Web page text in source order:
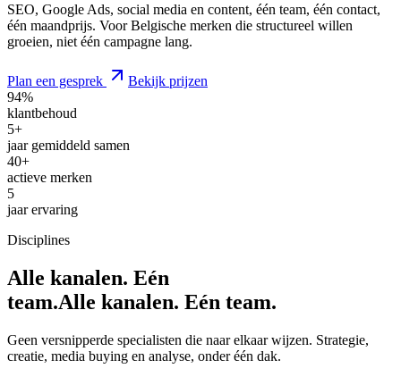
SEO, Google Ads, social media en content, één team, één contact,
één maandprijs. Voor Belgische merken die structureel willen
groeien, niet één campagne lang.
Plan een gesprek
Bekijk prijzen
94%
klantbehoud
5+
jaar gemiddeld samen
40+
actieve merken
5
jaar ervaring
Disciplines
Alle kanalen. Eén
team.Alle kanalen. Eén team.
Geen versnipperde specialisten die naar elkaar wijzen. Strategie,
creatie, media buying en analyse, onder één dak.